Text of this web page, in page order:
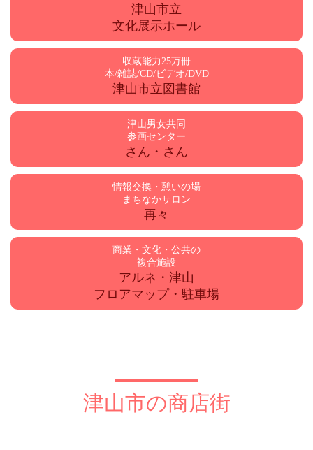
津山市立
文化展示ホール
収蔵能力25万冊
本/雑誌/CD/ビデオ/DVD
津山市立図書館
津山男女共同
参画センター
さん・さん
情報交換・憩いの場
まちなかサロン
再々
商業・文化・公共の
複合施設
アルネ・津山
フロアマップ・駐車場
津山市の商店街